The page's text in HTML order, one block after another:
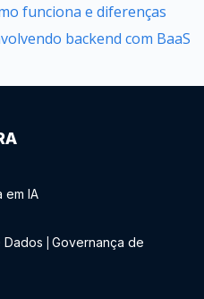
funciona e diferenças
backend com BaaS
em IA
Dados
Governança de